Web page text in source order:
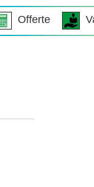
Offerte